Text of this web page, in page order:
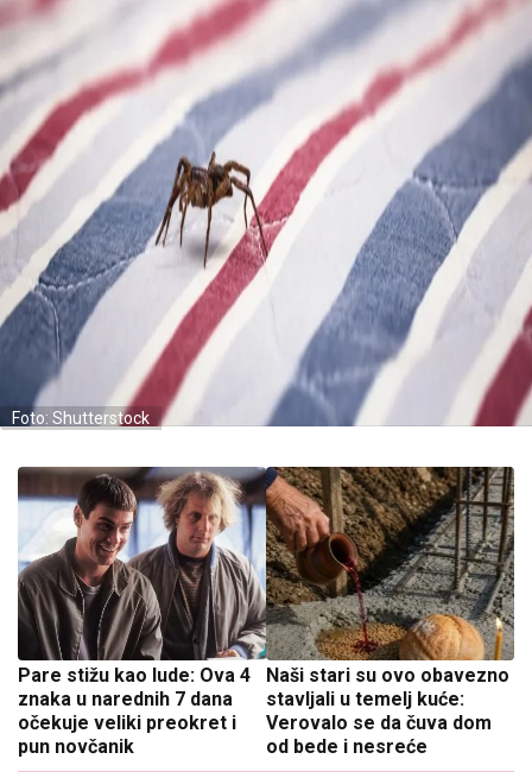
Foto: Shutterstock
Pare stižu kao lude: Ova 4
znaka u narednih 7 dana
očekuje veliki preokret i
pun novčanik
Naši stari su ovo obavezno
stavljali u temelj kuće:
Verovalo se da čuva dom
od bede i nesreće